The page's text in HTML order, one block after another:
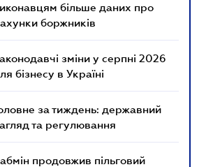
більше даних про
боржників
зміни у серпні 2026
бізнесу в Україні
за тиждень: державний
та регулювання
продовжив пільговий